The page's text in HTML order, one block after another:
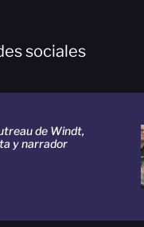
sociales
de Windt,
y narrador